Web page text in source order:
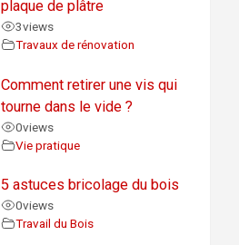
plaque de plâtre
3views
Travaux de rénovation
Comment retirer une vis qui
tourne dans le vide ?
0views
Vie pratique
5 astuces bricolage du bois
0views
Travail du Bois